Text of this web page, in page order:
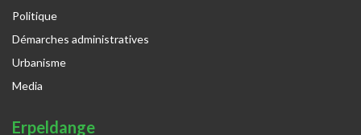
Politique
Démarches administratives
Urbanisme
Media
Erpeldange